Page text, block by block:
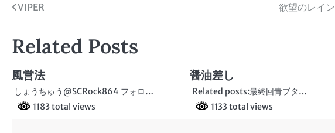
投
ナ
ビ
ゲ
ー
VIPER 欲望のレイン
Related Posts
風営法
しょうちゅう@SCRock864 フォロ…
1183 total views
醤油差し
Related posts:最終回青ブタ…
1133 total views